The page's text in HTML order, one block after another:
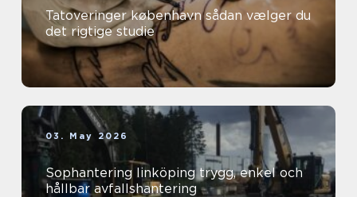
Tatoveringer københavn sådan vælger du
det rigtige studie
03. May 2026
Sophantering linköping trygg, enkel och
hållbar avfallshantering